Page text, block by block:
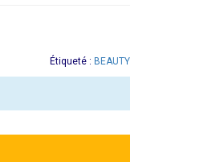
Étiqueté : BEAUTY